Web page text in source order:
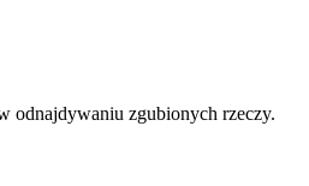
odnajdywaniu zgubionych rzeczy.